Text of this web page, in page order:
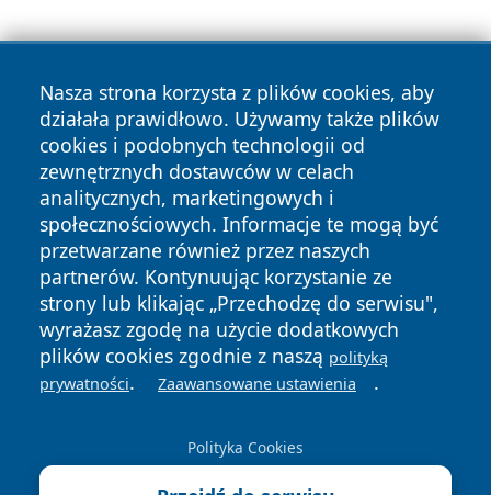
Nasza strona korzysta z plików cookies, aby
działała prawidłowo. Używamy także plików
cookies i podobnych technologii od
zewnętrznych dostawców w celach
analitycznych, marketingowych i
społecznościowych. Informacje te mogą być
przetwarzane również przez naszych
partnerów. Kontynuując korzystanie ze
strony lub klikając „Przechodzę do serwisu",
wyrażasz zgodę na użycie dodatkowych
plików cookies zgodnie z naszą polityką
prywatności. Zaawansowane ustawienia .
Polityka Cookies
Copyright © 2026 wrotatarnowa.pl Wszystkie prawa
zastrzeżone.
News Autorzy
Polityka
Prywatności
Polityka
Cookies